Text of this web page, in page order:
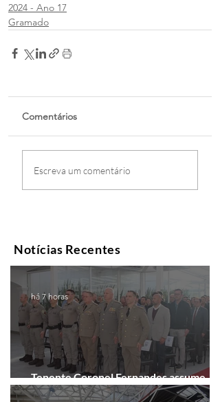
2024 - Ano 17
Gramado
Comentários
Escreva um comentário
Notícias Recentes
Tenente Coronel Fernandes assume
comando do 41º BPM em Gramado
há 7 horas